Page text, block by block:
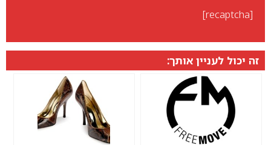
[recaptcha]
זה יכול לעניין אותך: